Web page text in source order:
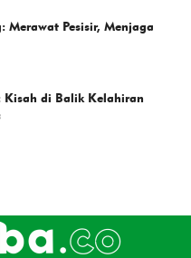
Merawat Pesisir, Menjaga
Kisah di Balik Kelahiran